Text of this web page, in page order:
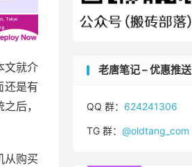
文就介
还是有
后，
从购买
老唐笔记 – 优惠推送
QQ 群： 624241306
TG 群： @oldtang_com